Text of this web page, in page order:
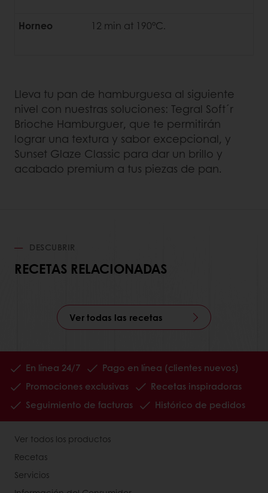
Horneo 12 min at 190°C.
Lleva tu pan de hamburguesa al siguiente
nivel con nuestras soluciones: Tegral Soft´r
Brioche Hamburguer, que te permitirán
lograr una textura y sabor excepcional, y
Sunset Glaze Classic para dar un brillo y
acabado premium a tus piezas de pan.
DESCUBRIR
RECETAS RELACIONADAS
Ver todas las recetas
En línea 24/7
Pago en línea (clientes nuevos)
Promociones exclusivas
Recetas inspiradoras
Seguimiento de facturas
Histórico de pedidos
Ver todos los productos
Recetas
Servicios